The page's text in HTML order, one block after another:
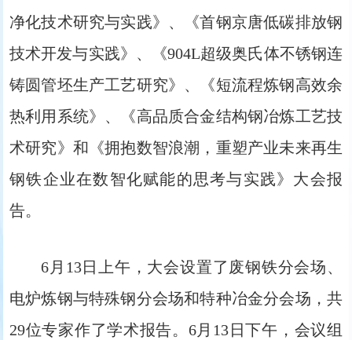
净化技术研究与实践》、《首钢京唐低碳排放钢
技术开发与实践》、《904L超级奥氏体不锈钢连
铸圆管坯生产工艺研究》、《短流程炼钢高效余
热利用系统》、《高品质合金结构钢冶炼工艺技
术研究》和《拥抱数智浪潮，重塑产业未来再生
钢铁企业在数智化赋能的思考与实践》大会报
告。
6月13日上午，大会设置了废钢铁分会场、
电炉炼钢与特殊钢分会场和特种冶金分会场，共
29位专家作了学术报告。6月13日下午，会议组